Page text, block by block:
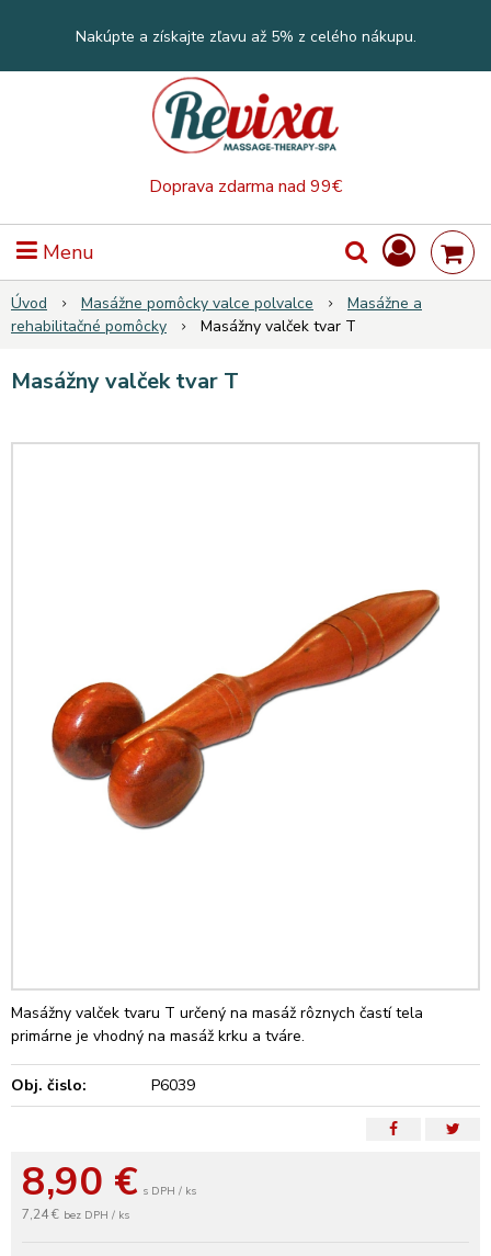
Doprava zdarma nad 99€
Nakúpte a získajte zľavu až 5% z celého nákupu.
Menu
Úvod Masážne pomôcky valce polvalce
Masážne a
rehabilitačné pomôcky
Masážny valček tvar T
Masážny valček tvar T
8,90 € s DPH / ks
7,24 € bez DPH / ks
Masážny valček tvaru T určený na masáž rôznych častí tela
primárne je vhodný na masáž krku a tváre.
Obj. čislo: P6039